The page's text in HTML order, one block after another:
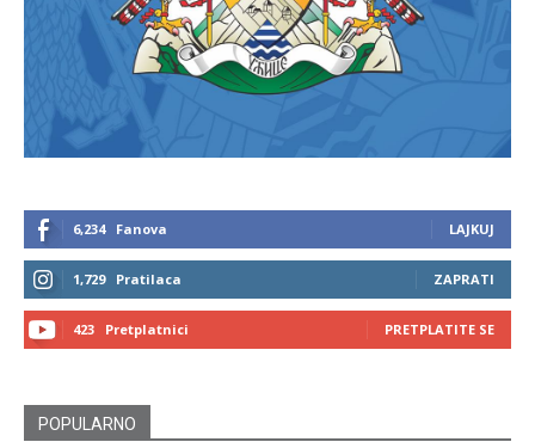
6,234 Fanova LAJKUJ
1,729 Pratilaca ZAPRATI
423 Pretplatnici PRETPLATITE SE
POPULARNO